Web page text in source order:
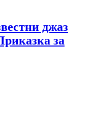
джаз
за